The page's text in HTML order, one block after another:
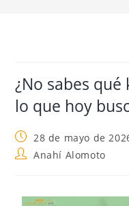
¿No sabes qué
lo que hoy
28 de mayo de
Anahí Alomoto